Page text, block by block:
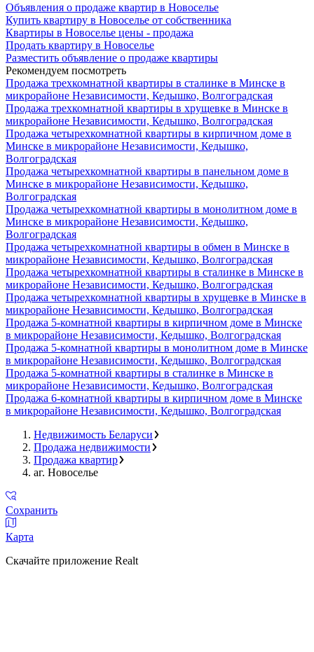
Объявления о продаже квартир в Новоселье
Купить квартиру в Новоселье от собственника
Квартиры в Новоселье цены - продажа
Продать квартиру в Новоселье
Разместить объявление о продаже квартиры
Рекомендуем посмотреть
Продажа трехкомнатной квартиры в сталинке в Минске в
микрорайоне Независимости, Кедышко, Волгоградская
Продажа трехкомнатной квартиры в хрущевке в Минске в
микрорайоне Независимости, Кедышко, Волгоградская
Продажа четырехкомнатной квартиры в кирпичном доме в
Минске в микрорайоне Независимости, Кедышко,
Волгоградская
Продажа четырехкомнатной квартиры в панельном доме в
Минске в микрорайоне Независимости, Кедышко,
Волгоградская
Продажа четырехкомнатной квартиры в монолитном доме в
Минске в микрорайоне Независимости, Кедышко,
Волгоградская
Продажа четырехкомнатной квартиры в обмен в Минске в
микрорайоне Независимости, Кедышко, Волгоградская
Продажа четырехкомнатной квартиры в сталинке в Минске в
микрорайоне Независимости, Кедышко, Волгоградская
Продажа четырехкомнатной квартиры в хрущевке в Минске в
микрорайоне Независимости, Кедышко, Волгоградская
Продажа 5-комнатной квартиры в кирпичном доме в Минске
в микрорайоне Независимости, Кедышко, Волгоградская
Продажа 5-комнатной квартиры в монолитном доме в Минске
в микрорайоне Независимости, Кедышко, Волгоградская
Продажа 5-комнатной квартиры в сталинке в Минске в
микрорайоне Независимости, Кедышко, Волгоградская
Продажа 6-комнатной квартиры в кирпичном доме в Минске
в микрорайоне Независимости, Кедышко, Волгоградская
Недвижимость Беларуси
Продажа недвижимости
Продажа квартир
аг. Новоселье
Сохранить
Карта
Скачайте приложение Realt